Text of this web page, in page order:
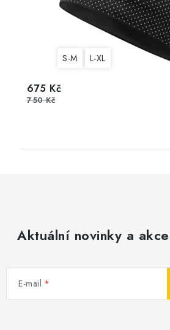
S-M L-XL
675 Kč
750 Kč
Aktuální novinky a
E-mail